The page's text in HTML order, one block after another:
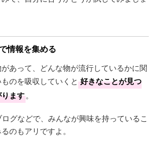
情報を集める
あって、どんな物が流行しているかに関
のを吸収していくと 好きなことが見つ
ます。
グなどで、みんなが興味を持っているこ
のもアリですよ。